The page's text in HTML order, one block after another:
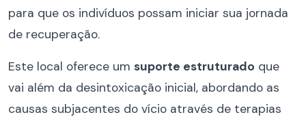
para que os indivíduos possam iniciar sua jornada
de recuperação.
Este local oferece um suporte estruturado que
vai além da desintoxicação inicial, abordando as
causas subjacentes do vício através de terapias